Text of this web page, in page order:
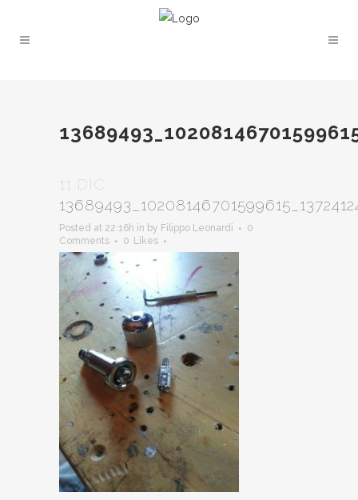
11 DIC
Posted at 22:16h in by Filippo Leonardi
0
Comments
0 Likes